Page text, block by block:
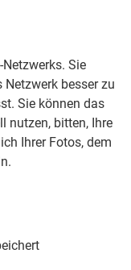
Sie
besser zu
Sie können das
nutzen, bitten, Ihre
Ihrer Fotos, dem